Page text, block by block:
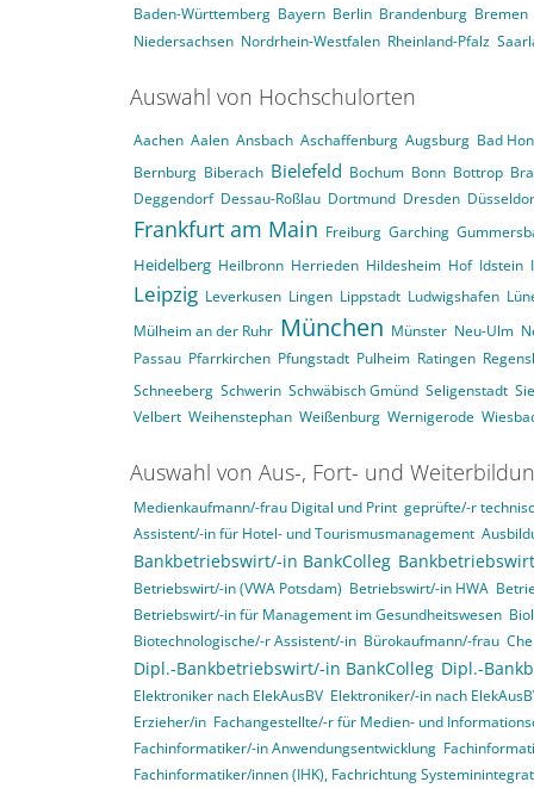
Baden-Württemberg Bayern Berlin Brandenburg Bremen
Niedersachsen Nordrhein-Westfalen Rheinland-Pfalz
Auswahl von Hochschulorten
Aachen Aalen Ansbach Aschaffenburg Augsburg Bad
Bernburg Biberach Bielefeld Bochum Bonn Bottrop
Deggendorf Dessau-Roßlau Dortmund Dresden
Frankfurt am Main Freiburg Garching
Heidelberg Heilbronn Herrieden Hildesheim Hof Idstein
Leipzig Leverkusen Lingen Lippstadt Ludwigshafen
Mülheim an der Ruhr München Münster Neu-Ulm
Passau Pfarrkirchen Pfungstadt Pulheim Ratingen
Schneeberg Schwerin Schwäbisch Gmünd Seligenstadt
Velbert Weihenstephan Weißenburg Wernigerode
Auswahl von Aus-, Fort- und
Medienkaufmann/-frau Digital und Print geprüfte/-r
Assistent/-in für Hotel- und Tourismusmanagement
Bankbetriebswirt/-in BankColleg
Betriebswirt/-in (VWA Potsdam) Betriebswirt/-in HWA
Betriebswirt/-in für Management im Gesundheitswesen
Biotechnologische/-r Assistent/-in Bürokaufmann/-frau
Dipl.-Bankbetriebswirt/-in BankColleg Dipl.-
Elektroniker nach ElekAusBV Elektroniker/-in nach
Erzieher/in Fachangestellte/-r für Medien- und
Fachinformatiker/-in Anwendungsentwicklung
Fachinformatiker/innen (IHK), Fachrichtung